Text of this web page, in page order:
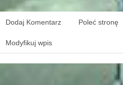
Dodaj Komentarz Poleć stronę
Modyfikuj wpis